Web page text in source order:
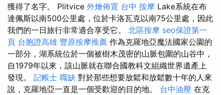
獲得了名字。 Plitvice 外燴佈置 台中 按摩 Lake系統在布
達佩斯以南500公里處，位於卡洛瓦克以南75公里處，因此
我們的一日旅行非常適合享受它。 北區按摩 seo保證第一
頁 台胞證高雄 豐原按摩推薦 作為克羅地亞魔法國家公園的
一部分，湖系統位於一個被樹木茂密的山脈包圍的山谷中，
自1979年以來，該山脈就在聯合國教科文組織世界遺產上
發現。 記帳士 職缺 對於那些想要放鬆和放鬆數十年的人來
說，克羅地亞一直是一個受歡迎的目的地。 台中油壓 在克